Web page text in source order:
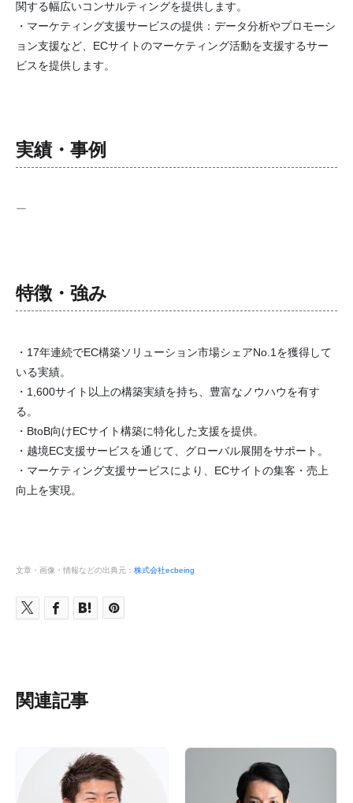
関する幅広いコンサルティングを提供します。
・マーケティング支援サービスの提供：データ分析やプロモーシ
ョン支援など、ECサイトのマーケティング活動を支援するサー
ビスを提供します。
実績・事例
ー
特徴・強み
・17年連続でEC構築ソリューション市場シェアNo.1を獲得して
いる実績。
・1,600サイト以上の構築実績を持ち、豊富なノウハウを有す
る。
・BtoB向けECサイト構築に特化した支援を提供。
・越境EC支援サービスを通じて、グローバル展開をサポート。
・マーケティング支援サービスにより、ECサイトの集客・売上
向上を実現。
文章・画像・情報などの出典元： 株式会社ecbeing
関連記事